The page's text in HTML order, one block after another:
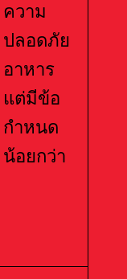
ความ
ปลอดภัย
อาหาร
แต่มีข้อ
กำหนด
น้อยกว่า